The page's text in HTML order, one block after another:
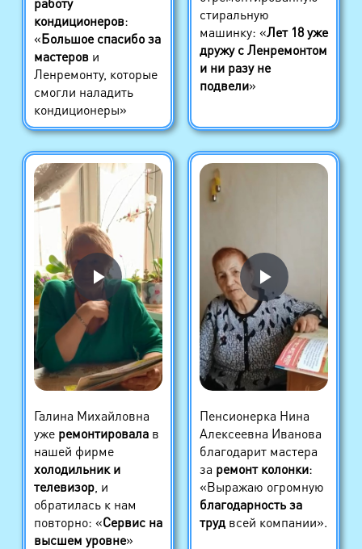
кондиционеров:
«Большое спасибо за
мастерови
Ленремонту, которые
смогли наладить
кондиционеры»
стиральную
машинку: «Лет 18 уже
дружу с Ленремонтом
и ни разу не
подвели»
Галина Михайловна
уже ремонтировалав
нашей фирме
холодильник и
телевизор, и
обратилась к нам
повторно: «Сервис на
высшем уровне»
Пенсионерка Нина
Алексеевна Иванова
благодарит мастера
за ремонт колонки:
«Выражаю огромную
благодарность за
трудвсей компании».